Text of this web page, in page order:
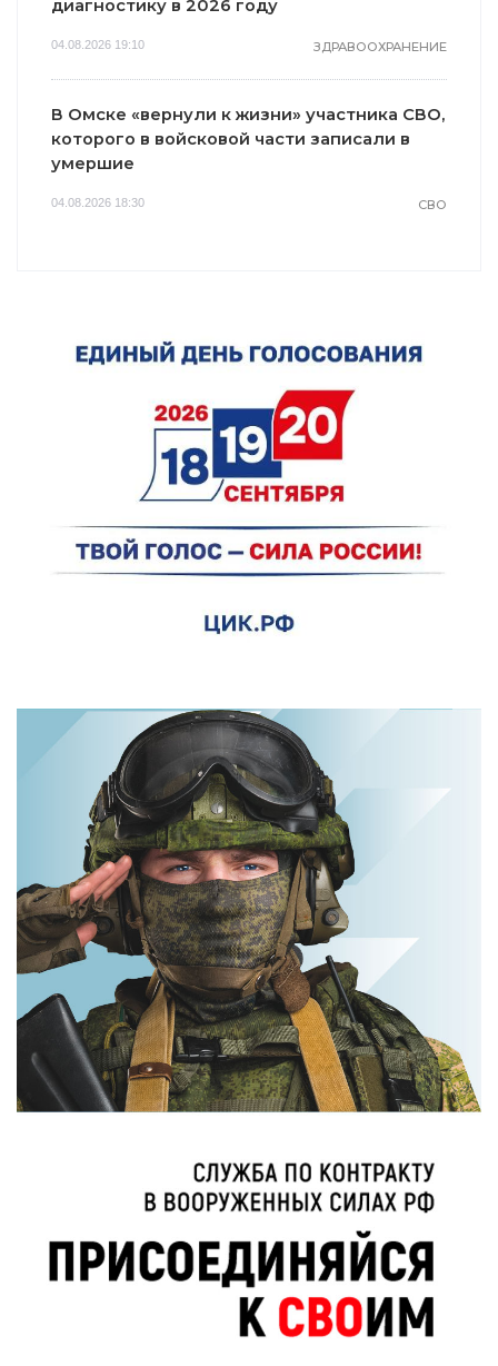
диагностику в 2026 году
04.08.2026 19:10 ЗДРАВООХРАНЕНИЕ
В Омске «вернули к жизни» участника СВО,
которого в войсковой части записали в
умершие
04.08.2026 18:30 СВО